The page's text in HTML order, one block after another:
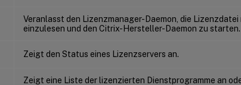
Veranlasst den Lizenzmanager-Daemon, die Lizenzdatei
einzulesen und den Citrix-Hersteller-Daemon zu starten.
Zeigt den Status eines Lizenzservers an.
Zeigt eine Liste der lizenzierten Dienstprogramme an